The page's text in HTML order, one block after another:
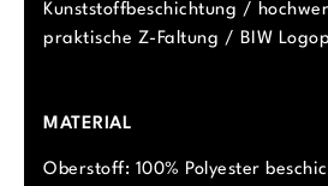
Kunststoffbeschichtung /
praktische Z-Faltung / BIW
MATERIAL
Oberstoff: 100% Polyester